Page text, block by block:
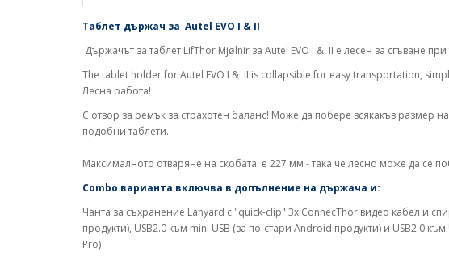
Таблет държач за Autel EVO I & II
Държачът за таблет LifThor Mjølnir за Autel EVO I & II е лесен за сгъване
The tablet holder for Autel EVO I & II is collapsible for easy transportation,
Лесна работа!
С отвор за ремък за страхотен баланс! Може да побере всякакъв размер
подобни таблети.
Максималното отваряне на скобата е 227 мм - така че лесно може да се
Combo варианта включва в допълнение на държача и:
Чанта за съхранение Lanyard с "quick-clip" 3x ConnecThor видео кабел и
продукти), USB2.0 към mini USB (за по-стари Android продукти) и USB2.0
Pro)